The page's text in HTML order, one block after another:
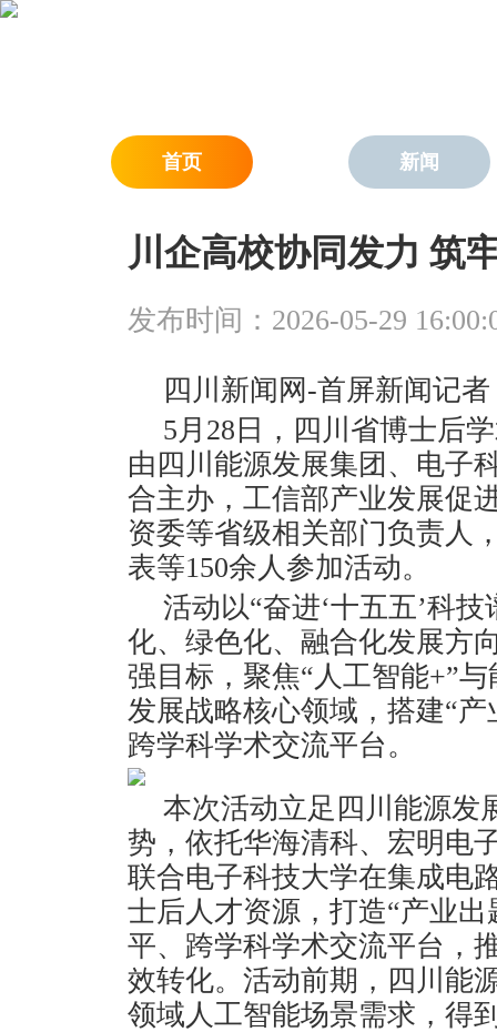
首页 新闻
川企高校协同发力 筑
发布时间：2026-05-29
四川新闻网-首屏新闻记
5月28日，四川省博士后
由四川能源发展集团、电子
合主办，工信部产业发展促
资委等省级相关部门负责人
表等150余人参加活动。
活动以“奋进‘十五五’科
化、绿色化、融合化发展方
强目标，聚焦“人工智能+”
发展战略核心领域，搭建“
跨学科学术交流平台。
本次活动立足四川能源发
势，依托华海清科、宏明电
联合电子科技大学在集成电
士后人才资源，打造“产业
平、跨学科学术交流平台，
效转化。活动前期，四川能
领域人工智能场景需求，得